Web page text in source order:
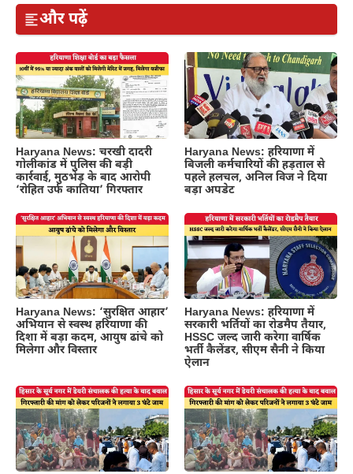
और पढ़ें
Haryana News: चरखी दादरी
गोलीकांड में पुलिस की बड़ी
कार्रवाई, मुठभेड़ के बाद आरोपी
‘रोहित उर्फ कातिया’ गिरफ्तार
Haryana News: हरियाणा में
बिजली कर्मचारियों की हड़ताल से
पहले हलचल, अनिल विज ने दिया
बड़ा अपडेट
Haryana News: ‘सुरक्षित आहार’
अभियान से स्वस्थ हरियाणा की
दिशा में बड़ा कदम, आयुष ढांचे को
मिलेगा और विस्तार
Haryana News: हरियाणा में
सरकारी भर्तियों का रोडमैप तैयार,
HSSC जल्द जारी करेगा वार्षिक
भर्ती कैलेंडर, सीएम सैनी ने किया
ऐलान